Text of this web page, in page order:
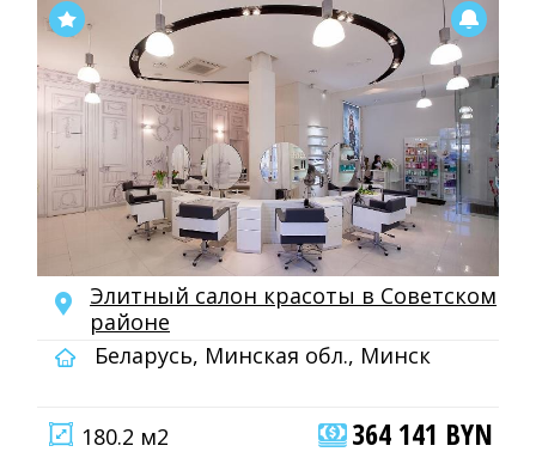
Элитный салон красоты в Советском
районе
Беларусь, Минская обл., Минск
180.2 м2 364 141 BYN